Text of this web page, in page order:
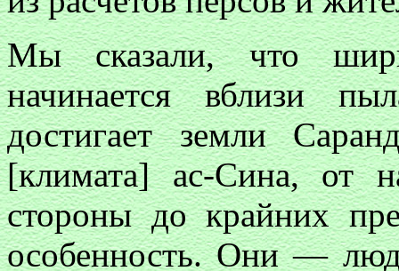
Мы сказали, что
начинается вблизи
достигает земли
[климата] ас-Сина, от
стороны до крайних
особенность. Они —